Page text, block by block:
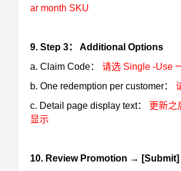
ar month SKU
9. Step 3： Additional Options
a. Claim Code：
请选 Single -Use
b. One redemption per customer：
c. Detail page display text：
更新之
显示
10. Review Promotion → [Submit]